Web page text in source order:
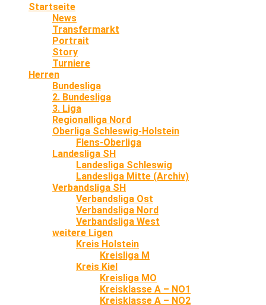
Startseite
News
Transfermarkt
Portrait
Story
Turniere
Herren
Bundesliga
2. Bundesliga
3. Liga
Regionalliga Nord
Oberliga Schleswig-Holstein
Flens-Oberliga
Landesliga SH
Landesliga Schleswig
Landesliga Mitte (Archiv)
Verbandsliga SH
Verbandsliga Ost
Verbandsliga Nord
Verbandsliga West
weitere Ligen
Kreis Holstein
Kreisliga M
Kreis Kiel
Kreisliga MO
Kreisklasse A – NO1
Kreisklasse A – NO2